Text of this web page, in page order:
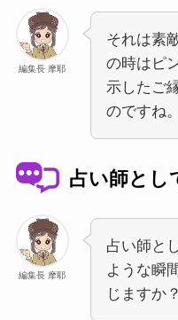
編集長 摩耶
それは素
の時はピ
示したご
のですね。
占い師とし
編集長 摩耶
占い師と
ような瞬
じますか？